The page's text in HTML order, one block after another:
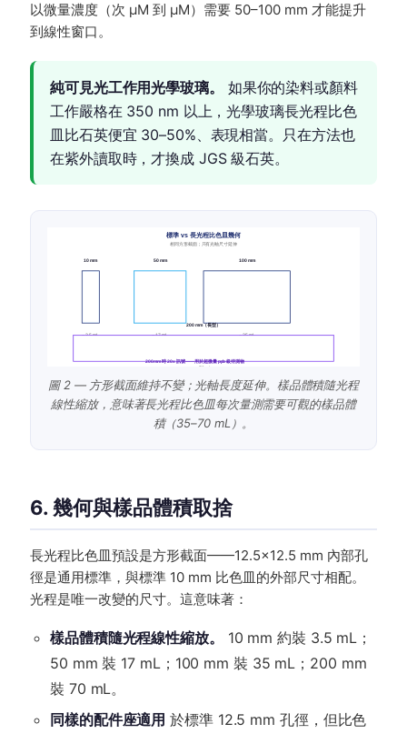
以微量濃度（次 µM 到 µM）需要 50–100 mm 才能提升
到線性窗口。
純可見光工作用光學玻璃。
如果你的染料或顏料
工作嚴格在 350 nm 以上，光學玻璃長光程比色
皿比石英便宜 30–50%、表現相當。只在方法也
在紫外讀取時，才換成 JGS 級石英。
標準 vs 長光程比色皿幾何
相同方形截面；只有光軸尺寸延伸
10 mm
~ 3.5 mL
50 mm
~ 17 mL
100 mm
~ 35 mL
200 mm（長型）
~ 70 mL
200 mm 時 20x 訊號——用於超微量 ppb 級待測物
圖 2 — 方形截面維持不變；光軸長度延伸。樣品體積隨光程
線性縮放，意味著長光程比色皿每次量測需要可觀的樣品體
積（35–70 mL）。
6. 幾何與樣品體積取捨
長光程比色皿預設是方形截面——12.5×12.5 mm 內部孔
徑是通用標準，與標準 10 mm 比色皿的外部尺寸相配。
光程是唯一改變的尺寸。這意味著：
樣品體積隨光程線性縮放。
10 mm 約裝 3.5 mL；
50 mm 裝 17 mL；100 mm 裝 35 mL；200 mm
裝 70 mL。
同樣的配件座適用 於標準 12.5 mm 孔徑，但比色